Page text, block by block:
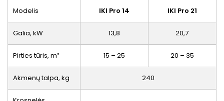
Modelis IKI Pro 14 IKI Pro 21
Galia, kW 13,8 20,7
Pirties tūris, m³ 15 – 25 20 – 35
Akmenų talpa, kg 240